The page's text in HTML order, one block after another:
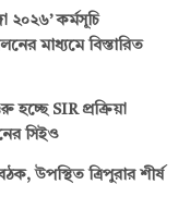
২০২৬’ কর্মসূচি
মাধ্যমে বিস্তারিত
হচ্ছে SIR প্রক্রিয়া
সিইও
উপস্থিত ত্রিপুরার শীর্ষ